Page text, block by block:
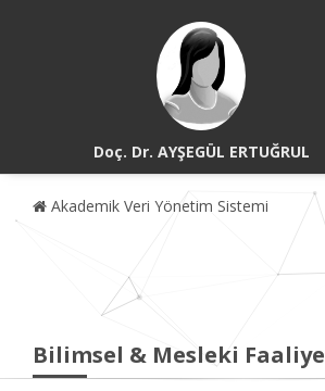
Doç. Dr. AYŞEGÜL ERTUĞRUL
Akademik Veri Yönetim Sistemi
Bilimsel & Mesleki